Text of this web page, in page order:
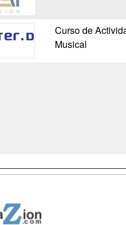
Curso de
Musical